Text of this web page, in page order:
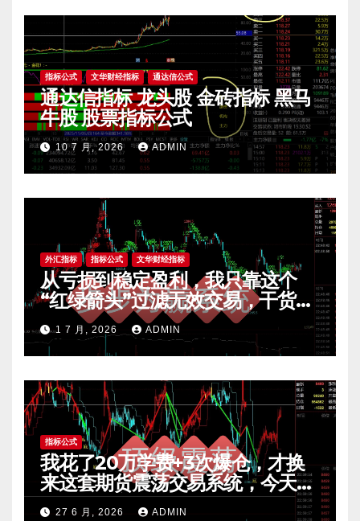
指标公式 文华财经指标 通达信公式
通达信指标 龙头股 金砖指标 黑马
牛股 股票指标公式
10 7 月, 2026 ADMIN
外汇指标 指标公式 文华财经指标
从亏损到稳定盈利，我只靠这个
“红绿箭头”过滤无效交易，干货全
公开 mt4指标
1 7 月, 2026 ADMIN
指标公式
我花了20万学费+3次爆仓，才换
来这套期货震荡交易系统，今天免
费公开核心逻辑
27 6 月, 2026 ADMIN